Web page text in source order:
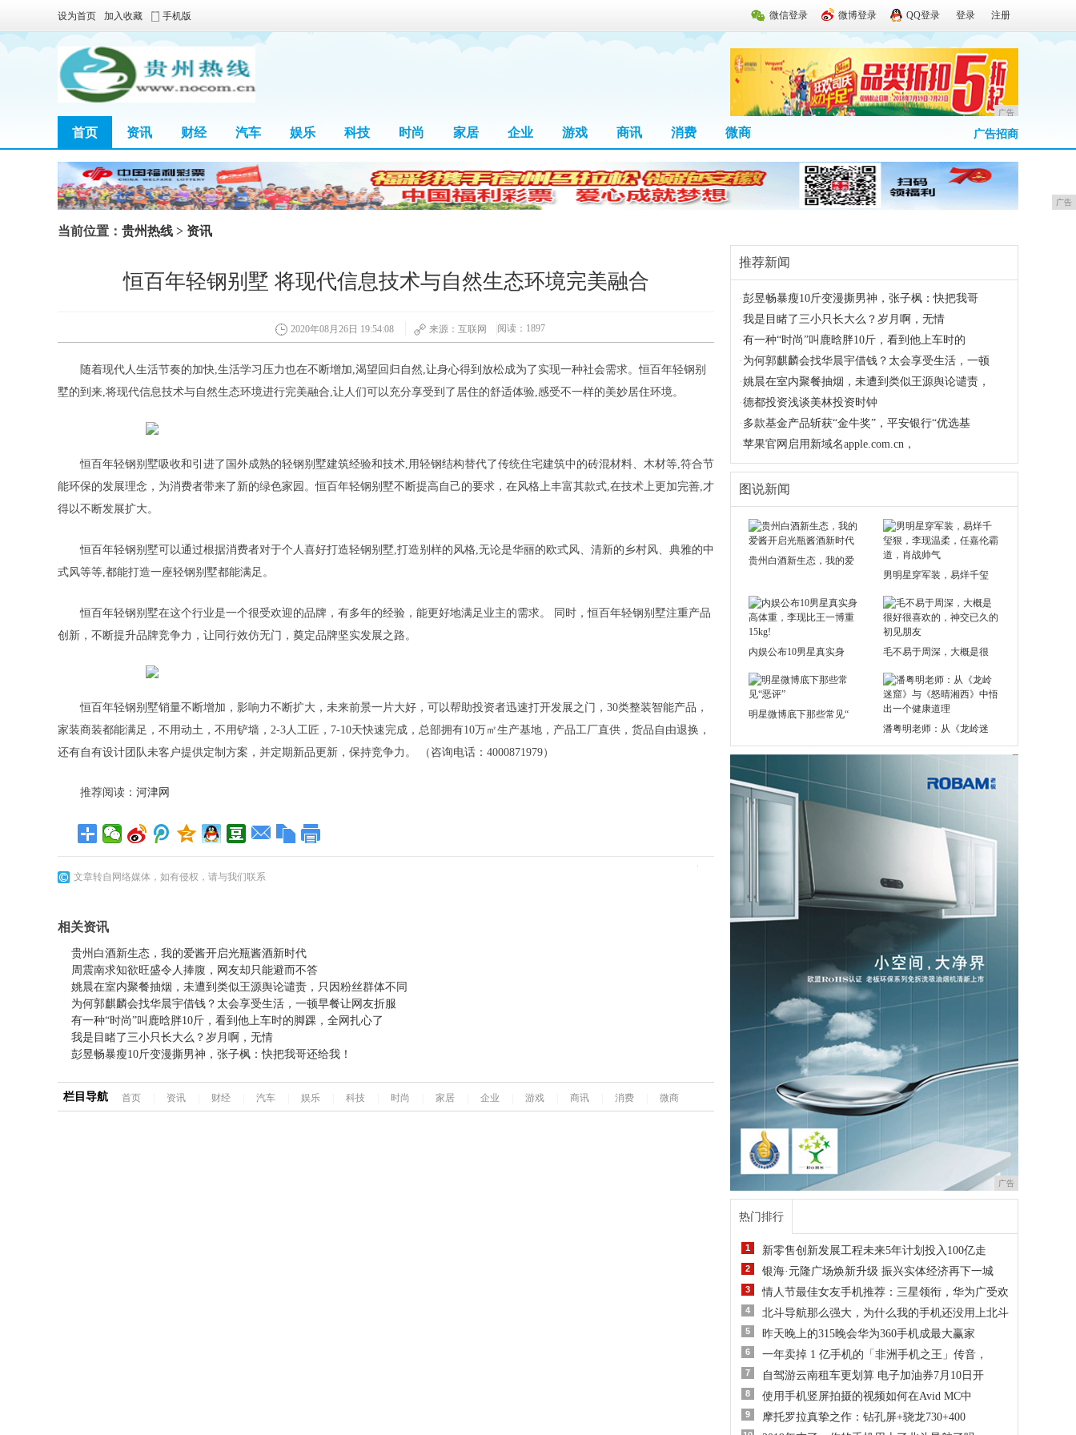
微信登录 微博登录 QQ登录 登录 注册
设为首页 加入收藏 手机版
广告
首页 资讯 财经 汽车 娱乐 科技 时尚 家居 企业 游戏 商讯 消费 微商 广告招商
广告
当前位置： 贵州热线 > 资讯
恒百年轻钢别墅 将现代信息技术与自然生态环境完美融合
2020年08月26日 19:54:08 来源：互联网 阅读：1897
随着现代人生活节奏的加快,生活学习压力也在不断增加,渴望回归自然,让身心得到放松成为了实现一种社会需求。恒百年轻钢别
墅的到来,将现代信息技术与自然生态环境进行完美融合,让人们可以充分享受到了居住的舒适体验,感受不一样的美妙居住环境。
恒百年轻钢别墅吸收和引进了国外成熟的轻钢别墅建筑经验和技术,用轻钢结构替代了传统住宅建筑中的砖混材料、木材等,符合节
能环保的发展理念，为消费者带来了新的绿色家园。恒百年轻钢别墅不断提高自己的要求，在风格上丰富其款式,在技术上更加完善,才
得以不断发展扩大。
恒百年轻钢别墅可以通过根据消费者对于个人喜好打造轻钢别墅,打造别样的风格,无论是华丽的欧式风、清新的乡村风、典雅的中
式风等等,都能打造一座轻钢别墅都能满足。
恒百年轻钢别墅在这个行业是一个很受欢迎的品牌，有多年的经验，能更好地满足业主的需求。 同时，恒百年轻钢别墅注重产品
创新，不断提升品牌竞争力，让同行效仿无门，奠定品牌坚实发展之路。
恒百年轻钢别墅销量不断增加，影响力不断扩大，未来前景一片大好，可以帮助投资者迅速打开发展之门，30类整装智能产品，
家装商装都能满足，不用动土，不用铲墙，2-3人工匠，7-10天快速完成，总部拥有10万㎡生产基地，产品工厂直供，货品自由退换，
还有自有设计团队未客户提供定制方案，并定期新品更新，保持竞争力。 （咨询电话：4000871979）
推荐阅读： 河津网
文章转自网络媒体，如有侵权，请与我们联系
相关资讯
贵州白酒新生态，我的爱酱开启光瓶酱酒新时代
周震南求知欲旺盛令人捧腹，网友却只能避而不答
姚晨在室内聚餐抽烟，未遭到类似王源舆论谴责，只因粉丝群体不同
为何郭麒麟会找华晨宇借钱？太会享受生活，一顿早餐让网友折服
有一种“时尚”叫鹿晗胖10斤，看到他上车时的脚踝，全网扎心了
我是目睹了三小只长大么？岁月啊，无情
彭昱畅暴瘦10斤变漫撕男神，张子枫：快把我哥还给我！
栏目导航 首页 资讯 财经 汽车 娱乐 科技 时尚 家居 企业 游戏 商讯 消费 微商
推荐新闻
·彭昱畅暴瘦10斤变漫撕男神，张子枫：快把我哥
·我是目睹了三小只长大么？岁月啊，无情
·有一种“时尚”叫鹿晗胖10斤，看到他上车时的
· 为何郭麒麟会找华晨宇借钱？太会享受生活，一顿
·姚晨在室内聚餐抽烟，未遭到类似王源舆论谴责，
·德都投资浅谈美林投资时钟
· 多款基金产品斩获“金牛奖”，平安银行“优选基
·苹果官网启用新域名apple.com.cn，
图说新闻
贵州白酒新生态，我的爱
男明星穿军装，易烊千玺
内娱公布10男星真实身 毛不易于周深，大概是很
明星微博底下那些常见“
潘粤明老师：从《龙岭迷
广告
热门排行
1 新零售创新发展工程未来5年计划投入100亿走
2 银海·元隆广场焕新升级 振兴实体经济再下一城
3 情人节最佳女友手机推荐：三星领衔，华为广受欢
4 北斗导航那么强大，为什么我的手机还没用上北斗
5 昨天晚上的315晚会华为360手机成最大赢家
6 一年卖掉 1 亿手机的「非洲手机之王」传音，
7 自驾游云南租车更划算 电子加油券7月10日开
8 使用手机竖屏拍摄的视频如何在Avid MC中
9 摩托罗拉真挚之作：钻孔屏+骁龙730+400